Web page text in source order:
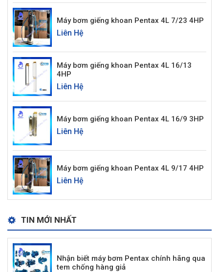
Máy bơm giếng khoan Pentax 4L 7/23 4HP
Liên Hệ
Máy bơm giếng khoan Pentax 4L 16/13
4HP
Liên Hệ
Máy bơm giếng khoan Pentax 4L 16/9 3HP
Liên Hệ
Máy bơm giếng khoan Pentax 4L 9/17 4HP
Liên Hệ
TIN MỚI NHẤT
Nhận biết máy bơm Pentax chính hãng qua
tem chống hàng giả